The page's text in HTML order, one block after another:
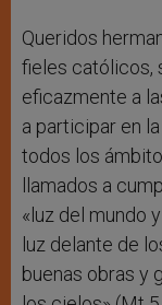
Queridos
fieles católicos,
eficazmente a
a participar en
todos los
llamados a
«luz del mundo
luz delante de
buenas obras y